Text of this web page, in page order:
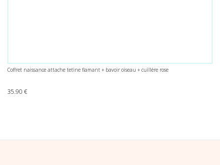
Coffret naissance attache tetine flamant + bavoir oiseau + cuillère rose
35.90 €